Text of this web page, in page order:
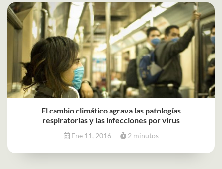
El cambio climático agrava las patologías
respiratorias y las infecciones por virus
Ene 11, 2016 2 minutos